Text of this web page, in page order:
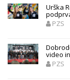
Urška
PZS
video
PZS